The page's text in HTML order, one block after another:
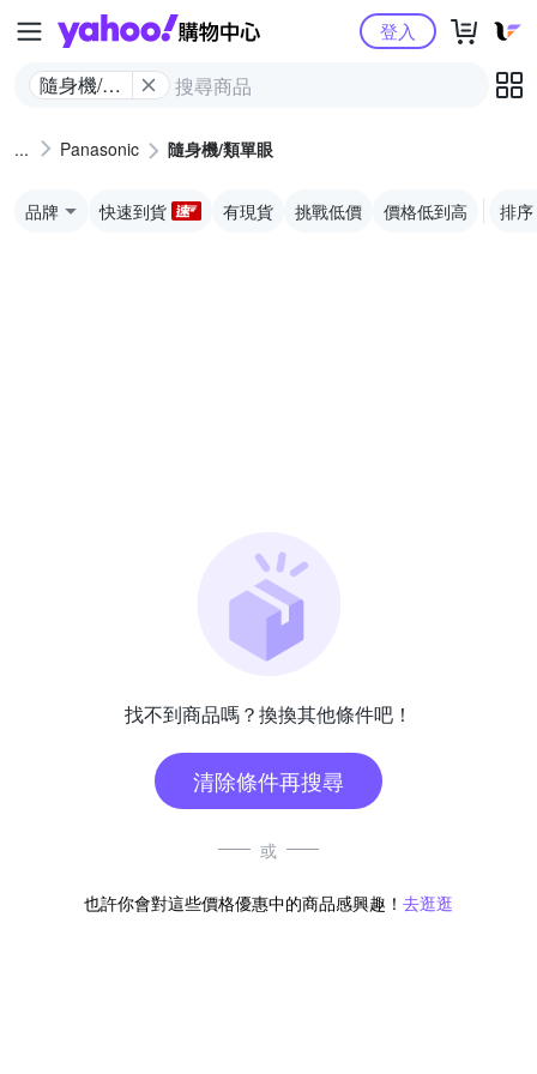
Yahoo購物中心
隨身機/類
登入
Panasonic 隨身機/類單眼
品牌 快速到貨 有現貨 挑戰低價 價格低到高 排序
找不到商品嗎？換換其他條件吧！
清除條件再搜尋
或
也許你會對這些價格優惠中的商品感興趣！ 去逛逛